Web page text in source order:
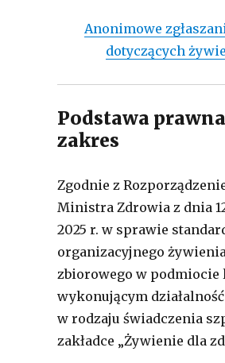
Anonimowe
dotyczących
Podstawa
zakres
Zgodnie z
Ministra Zdrowia z dnia
2025 r. w sprawie
organizacyjnego żywienia
zbiorowego w podmiocie
wykonującym
w rodzaju świadczenia
zakładce „Żywienie dla